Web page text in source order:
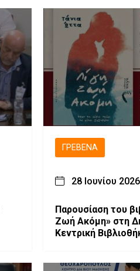
ΓΡΕΒΕΝΆ
28 Ιουνίου 2026
Παρουσίαση του
Ζωή Ακόμη» στη
Κεντρική